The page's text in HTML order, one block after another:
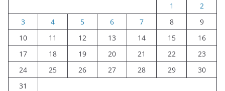
1
2
3
4 5 6 7 8
9
10
11 12 13 14 15
16
17
18 19 20 21 22
23
24
25 26 27 28 29
30
31